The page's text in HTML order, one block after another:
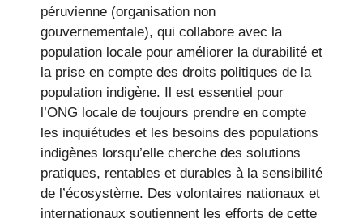
péruvienne (organisation non
gouvernementale), qui collabore avec la
population locale pour améliorer la durabilité et
la prise en compte des droits politiques de la
population indigène. Il est essentiel pour
l’ONG locale de toujours prendre en compte
les inquiétudes et les besoins des populations
indigènes lorsqu’elle cherche des solutions
pratiques, rentables et durables à la sensibilité
de l’écosystème. Des volontaires nationaux et
internationaux soutiennent les efforts de cette